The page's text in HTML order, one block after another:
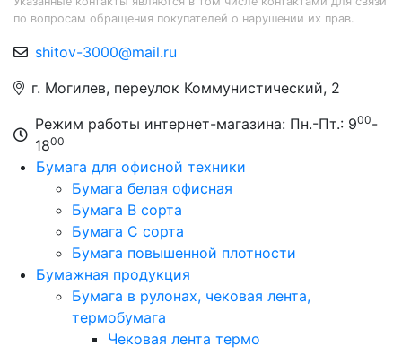
по вопросам обращения покупателей о нарушении их прав.
shitov-3000@mail.ru
г. Могилев, переулок Коммунистический, 2
Режим работы интернет-магазина: Пн.-Пт.: 900-
1800
Бумага для офисной техники
Бумага белая офисная
Бумага B сорта
Бумага C сорта
Бумага повышенной плотности
Бумажная продукция
Бумага в рулонах, чековая лента,
термобумага
Чековая лента термо